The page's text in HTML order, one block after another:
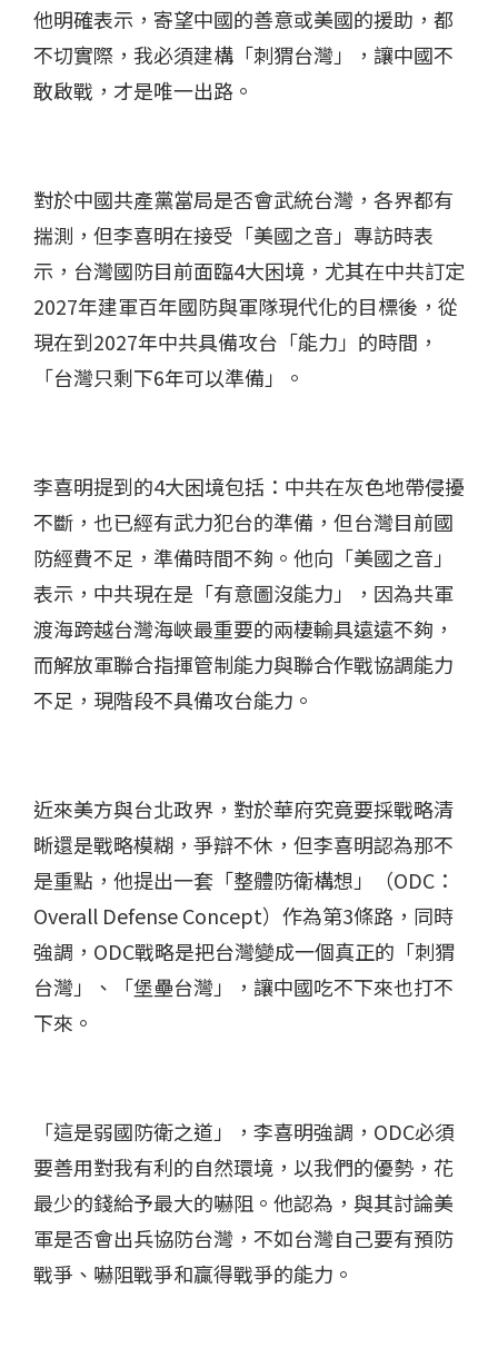
他明確表示，寄望中國的善意或美國的援助，都
不切實際，我必須建構「刺猬台灣」，讓中國不
敢啟戰，才是唯一出路。
對於中國共產黨當局是否會武統台灣，各界都有
揣測，但李喜明在接受「美國之音」專訪時表
示，台灣國防目前面臨4大困境，尤其在中共訂定
2027年建軍百年國防與軍隊現代化的目標後，從
現在到2027年中共具備攻台「能力」的時間，
「台灣只剩下6年可以準備」。
李喜明提到的4大困境包括：中共在灰色地帶侵擾
不斷，也已經有武力犯台的準備，但台灣目前國
防經費不足，準備時間不夠。他向「美國之音」
表示，中共現在是「有意圖沒能力」，因為共軍
渡海跨越台灣海峽最重要的兩棲輸具遠遠不夠，
而解放軍聯合指揮管制能力與聯合作戰協調能力
不足，現階段不具備攻台能力。
近來美方與台北政界，對於華府究竟要採戰略清
晰還是戰略模糊，爭辯不休，但李喜明認為那不
是重點，他提出一套「整體防衛構想」（ODC：
Overall Defense Concept）作為第3條路，同時
強調，ODC戰略是把台灣變成一個真正的「刺猬
台灣」、「堡壘台灣」，讓中國吃不下來也打不
下來。
「這是弱國防衛之道」，李喜明強調，ODC必須
要善用對我有利的自然環境，以我們的優勢，花
最少的錢給予最大的嚇阻。他認為，與其討論美
軍是否會出兵協防台灣，不如台灣自己要有預防
戰爭、嚇阻戰爭和贏得戰爭的能力。